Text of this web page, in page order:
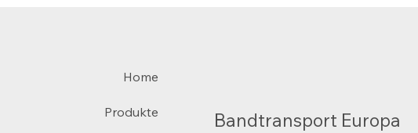
Bandtransport Europa
Home
Produkte